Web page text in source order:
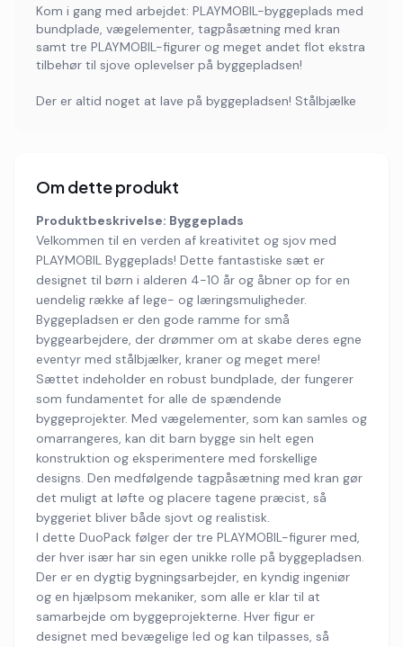
Kom i gang med arbejdet: PLAYMOBIL-byggeplads med
bundplade, vægelementer, tagpåsætning med kran
samt tre PLAYMOBIL-figurer og meget andet flot ekstra
tilbehør til sjove oplevelser på byggepladsen!
Der er altid noget at lave på byggepladsen! Stålbjælke
Om dette produkt
Produktbeskrivelse: Byggeplads
Velkommen til en verden af kreativitet og sjov med
PLAYMOBIL Byggeplads! Dette fantastiske sæt er
designet til børn i alderen 4-10 år og åbner op for en
uendelig række af lege- og læringsmuligheder.
Byggepladsen er den gode ramme for små
byggearbejdere, der drømmer om at skabe deres egne
eventyr med stålbjælker, kraner og meget mere!
Sættet indeholder en robust bundplade, der fungerer
som fundamentet for alle de spændende
byggeprojekter. Med vægelementer, som kan samles og
omarrangeres, kan dit barn bygge sin helt egen
konstruktion og eksperimentere med forskellige
designs. Den medfølgende tagpåsætning med kran gør
det muligt at løfte og placere tagene præcist, så
byggeriet bliver både sjovt og realistisk.
I dette DuoPack følger der tre PLAYMOBIL-figurer med,
der hver især har sin egen unikke rolle på byggepladsen.
Der er en dygtig bygningsarbejder, en kyndig ingeniør
og en hjælpsom mekaniker, som alle er klar til at
samarbejde om byggeprojekterne. Hver figur er
designet med bevægelige led og kan tilpasses, så